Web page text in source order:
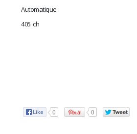
Automatique
405 ch
0 0